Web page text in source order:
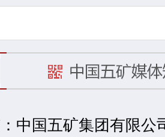
中国五矿集团有限公